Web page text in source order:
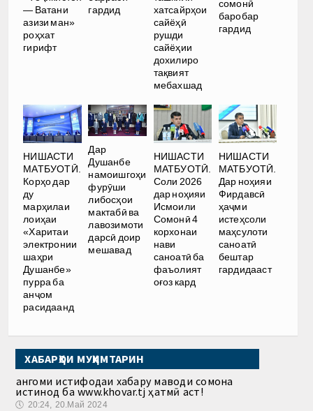
— Ватани
азизи ман»
роҳхат
гирифт
гардид
хатсайрҳои
сайёҳӣ
рушди
сайёҳии
дохилиро
тақвият
мебахшад
сомонӣ
баробар
гардид
НИШАСТИ
МАТБУОТӢ.
Корҳо дар
ду
марҳилаи
лоиҳаи
«Харитаи
электронии
шаҳри
Душанбе»
пурра ба
анҷом
расидаанд
Дар
Душанбе
намоишгоҳи
фурӯши
либосҳои
мактабӣ ва
лавозимоти
дарсӣ доир
мешавад
НИШАСТИ
МАТБУОТӢ.
Соли 2026
дар ноҳияи
Исмоили
Сомонӣ 4
корхонаи
нави
саноатӣ ба
фаъолият
оғоз кард
НИШАСТИ
МАТБУОТӢ.
Дар ноҳияи
Фирдавсӣ
ҳаҷми
истеҳсоли
маҳсулоти
саноатӣ
бештар
гардидааст
ХАБАРҲОИ МУҲИМТАРИН
Ҳангоми истифодаи хабару маводи сомона
истинод ба www.khovar.tj ҳатмӣ аст!
🕔 20:24, 20.Май 2024